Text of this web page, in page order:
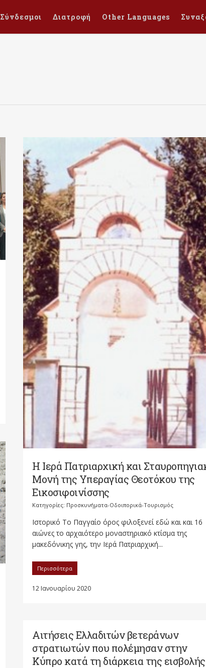
Σύνδεσμοι Διατροφή Other Languages
Η Ιερά Πατριαρχική και
Μονή της Υπεραγίας Θεοτόκου της
Εικοσιφοινίσσης
Κατηγορίες: Προσκυνήματα-Οδοιπορικά-Τουρισμός
Ιστορικό To Παγγαίο όρος φιλοξενεί εδώ και και 16
αιώνες το αρχαιότερο μοναστηριακό κτίσμα της
μακεδόνικης γης, την Ιερά Πατριαρχική...
Περισσότερα
12 Ιανουαρίου 2020
Αιτήσεις Ελλαδιτών βετεράνων
στρατιωτών που πολέμησαν στην
Κύπρο κατά τη διάρκεια της εισβολής